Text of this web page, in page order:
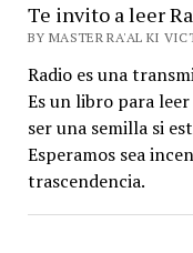
Te invito a leer
BY MASTER RA'AL KI
Radio es una
Es un libro para
ser una semilla si
Esperamos sea
trascendencia.